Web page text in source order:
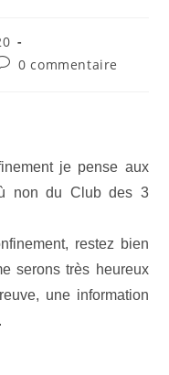
0 commentaire
je pense aux
non du Club des 3
restez bien
serons très heureux
une information